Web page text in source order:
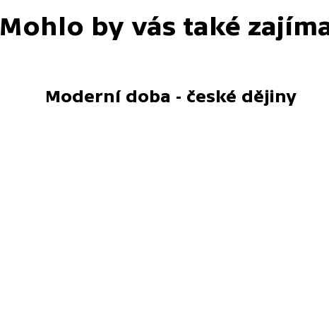
Mohlo by vás také
Moderní doba - české dějiny